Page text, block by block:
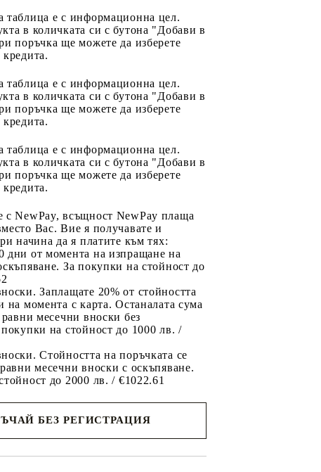
таблица е с информационна цел.
в количката си с бутона "Добави в
поръчка ще можете да изберете
таблица е с информационна цел.
в количката си с бутона "Добави в
поръчка ще можете да изберете
таблица е с информационна цел.
в количката си с бутона "Добави в
поръчка ще можете да изберете
с NewPay, всъщност NewPay плаща
Вас. Вие я получавате и
начина да я платите към тях:
дни от момента на изпращане на
За покупки на стойност до
Заплащате 20% от стойността
на момента с карта. Останалата сума
равни месечни вноски без
на стойност до 1000 лв. /
Стойността на поръчката се
месечни вноски с оскъпяване.
до 2000 лв. / €1022.61
БЕЗ РЕГИСТРАЦИЯ